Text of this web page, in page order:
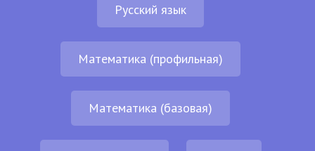
Русский язык
Математика (профильная)
Математика (базовая)